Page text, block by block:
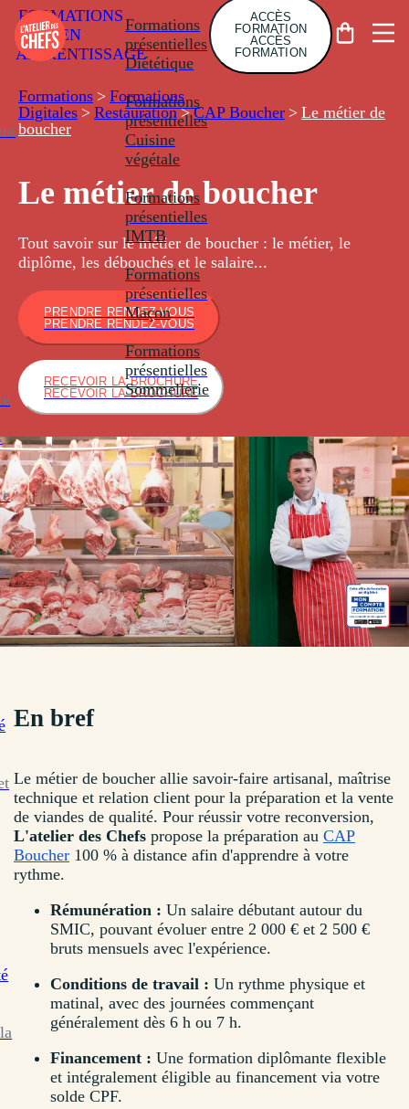
FORMATIONS
EN
APPRENTISSAGE
Formations
présentielles
Diététique
Formations
présentielles
Cuisine
végétale
Formations
présentielles
IMTB
Formations
présentielles
Maçon
Formations
présentielles
Sommellerie
ACCÈS
FORMATION
ACCÈS
FORMATION
Formations > Formations
Digitales > Restauration > CAP Boucher > Le métier de
boucher
Le métier de boucher
Tout savoir sur le métier de boucher : le métier, le
diplôme, les débouchés et le salaire...
PRENDRE RENDEZ-VOUS
PRENDRE RENDEZ-VOUS
RECEVOIR LA BROCHURE
RECEVOIR LA BROCHURE
En bref
Le métier de boucher allie savoir-faire artisanal, maîtrise
technique et relation client pour la préparation et la vente
de viandes de qualité. Pour réussir votre reconversion,
L'atelier des Chefs propose la préparation au CAP
Boucher 100 % à distance afin d'apprendre à votre
rythme.
Rémunération : Un salaire débutant autour du
SMIC, pouvant évoluer entre 2 000 € et 2 500 €
bruts mensuels avec l'expérience.
Conditions de travail : Un rythme physique et
matinal, avec des journées commençant
généralement dès 6 h ou 7 h.
Financement : Une formation diplômante flexible
et intégralement éligible au financement via votre
solde CPF.